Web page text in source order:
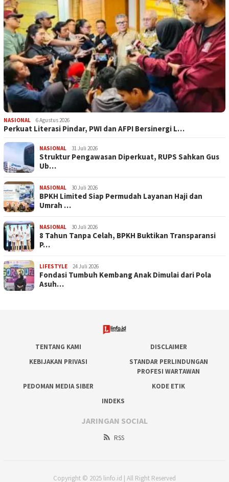
NASIONAL 6 Agustus 2026
Perkuat Literasi Pindar, PWI dan AFPI Bersinergi L…
NASIONAL 31 Juli 2026
​Struktur Pengawasan Diperkuat, RUPS Sahkan Gus
Ub…
NASIONAL 30 Juli 2026
BPKH Limited Siap Permudah Layanan Haji dan
Umrah …
NASIONAL 30 Juli 2026
​8 Tahun Tanpa Celah, BPKH Buktikan Transparansi
P…
LIFESTYLE 24 Juli 2026
Fondasi Tumbuh Kembang Anak Dimulai dari Pola
Asuh…
TENTANG KAMI
DISCLAIMER
KEBIJAKAN PRIVASI
STANDAR PERLINDUNGAN
PROFESI WARTAWAN
PEDOMAN MEDIA SIBER
KODE ETIK
INDEKS
JARINGAN SOCIAL
RSS
Copyright © 2025 linfo.id | All Right Reserved